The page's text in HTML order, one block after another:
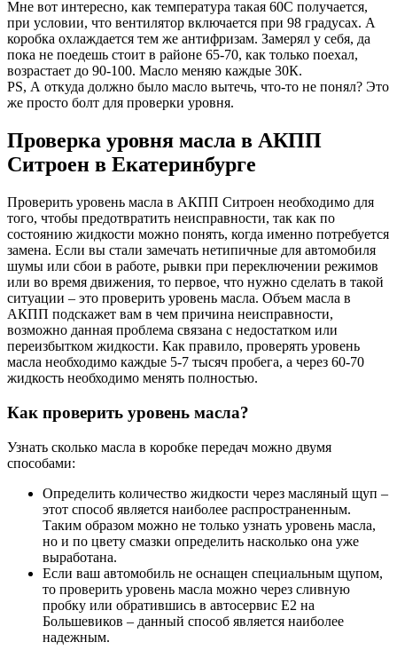
Мне вот интересно, как температура такая 60С получается,
при условии, что вентилятор включается при 98 градусах. А
коробка охлаждается тем же антифризам. Замерял у себя, да
пока не поедешь стоит в районе 65-70, как только поехал,
возрастает до 90-100. Масло меняю каждые 30К.
PS, А откуда должно было масло вытечь, что-то не понял? Это
же просто болт для проверки уровня.
Проверка уровня масла в АКПП
Ситроен в Екатеринбурге
Проверить уровень масла в АКПП Ситроен необходимо для
того, чтобы предотвратить неисправности, так как по
состоянию жидкости можно понять, когда именно потребуется
замена. Если вы стали замечать нетипичные для автомобиля
шумы или сбои в работе, рывки при переключении режимов
или во время движения, то первое, что нужно сделать в такой
ситуации – это проверить уровень масла. Объем масла в
АКПП подскажет вам в чем причина неисправности,
возможно данная проблема связана с недостатком или
переизбытком жидкости. Как правило, проверять уровень
масла необходимо каждые 5-7 тысяч пробега, а через 60-70
жидкость необходимо менять полностью.
Как проверить уровень масла?
Узнать сколько масла в коробке передач можно двумя
способами:
Определить количество жидкости через масляный щуп –
этот способ является наиболее распространенным.
Таким образом можно не только узнать уровень масла,
но и по цвету смазки определить насколько она уже
выработана.
Если ваш автомобиль не оснащен специальным щупом,
то проверить уровень масла можно через сливную
пробку или обратившись в автосервис Е2 на
Большевиков – данный способ является наиболее
надежным.